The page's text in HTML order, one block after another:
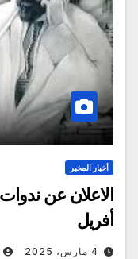
أخبار المخبر
أفريل
4 مارس، 2025